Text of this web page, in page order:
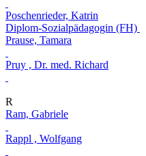
Poschenrieder, Katrin
Diplom-Sozialpädagogin (FH)
Prause, Tamara
Pruy , Dr. med. Richard
R
Ram, Gabriele
Rappl , Wolfgang